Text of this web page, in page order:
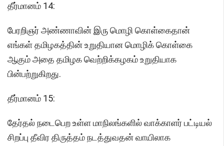
தீர்மானம் 14:
பேரறிஞர் அண்ணாவின் இரு மொழி கொள்கைதான்
எங்கள் தமிழகத்தின் உறுதியான மொழிக் கொள்கை
ஆகும் அதை தமிழக வெற்றிக்கழகம் உறுதியாக
பின்பற்றுகிறது.
தீர்மானம் 15:
தேர்தல் நடைபெற உள்ள மாநிலங்களில் வாக்காளர் பட்டியல்
சிறப்பு தீவிர திருத்தம் நடத்துவதன் வாயிலாக